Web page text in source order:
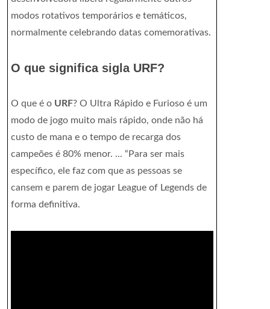
modos rotativos temporários e temáticos,
normalmente celebrando datas comemorativas.
O que significa sigla URF?
O que é o URF? O Ultra Rápido e Furioso é um
modo de jogo muito mais rápido, onde não há
custo de mana e o tempo de recarga dos
campeões é 80% menor. ... “Para ser mais
específico, ele faz com que as pessoas se
cansem e parem de jogar League of Legends de
forma definitiva.